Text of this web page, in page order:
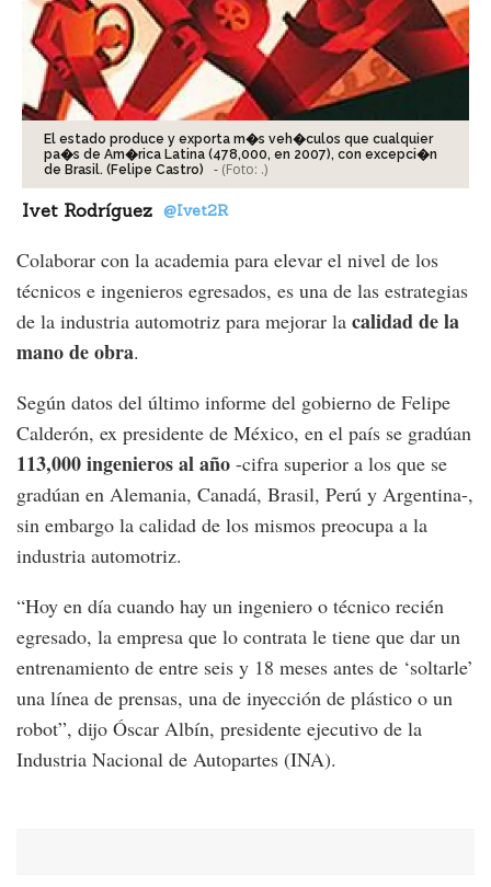
El estado produce y exporta m�s veh�culos que cualquier
pa�s de Am�rica Latina (478,000, en 2007), con excepci�n
de Brasil. (Felipe Castro)
- (Foto: .)
Ivet Rodríguez @Ivet2R
Colaborar con la academia para elevar el nivel de los
técnicos e ingenieros egresados, es una de las estrategias
de la industria automotriz para mejorar la calidad de la
mano de obra.
Según datos del último informe del gobierno de Felipe
Calderón, ex presidente de México, en el país se gradúan
113,000 ingenieros al año -cifra superior a los que se
gradúan en Alemania, Canadá, Brasil, Perú y Argentina-,
sin embargo la calidad de los mismos preocupa a la
industria automotriz.
“Hoy en día cuando hay un ingeniero o técnico recién
egresado, la empresa que lo contrata le tiene que dar un
entrenamiento de entre seis y 18 meses antes de ‘soltarle’
una línea de prensas, una de inyección de plástico o un
robot”, dijo Óscar Albín, presidente ejecutivo de la
Industria Nacional de Autopartes (INA).